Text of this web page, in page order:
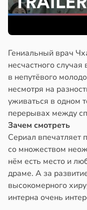
Гениальный врач
несчастного случая
в непутёвого
несмотря на
уживаться в одном
перерывах между
Зачем смотреть
Сериал впечатляет
со множеством
нём есть место и
драме. А за
высокомерного
интерна очень